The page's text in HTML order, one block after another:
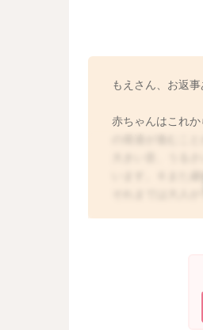
もえさん、お返
赤ちゃんはこれ
います。６また
それまでは大人
親の声は心地よ